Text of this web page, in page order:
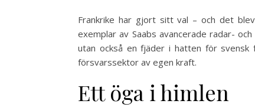
Frankrike har gjort sitt val – och det
exemplar av Saabs avancerade radar-
utan också en fjäder i hatten för
försvarssektor av egen kraft.
Ett öga i himlen